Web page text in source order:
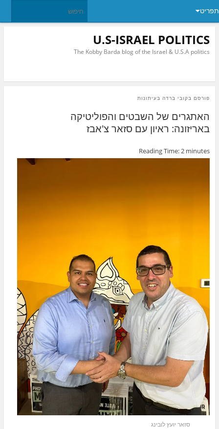
תפריט
U.S-ISRAEL POLITICS
The Kobby Barda blog of the Israel & U.S.A politics
פורסם בקובי ברדה בעיתונות
האתגרים של השבטים והפוליטיקה
באריזונה: ראיון עם סזאר צ'אבז
Reading Time:2 minutes
סזאר יועץ לובינג